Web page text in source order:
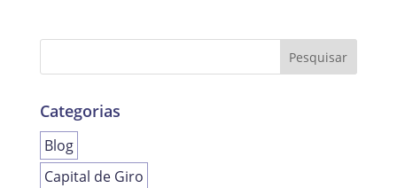
Categorias
Blog
Capital de Giro